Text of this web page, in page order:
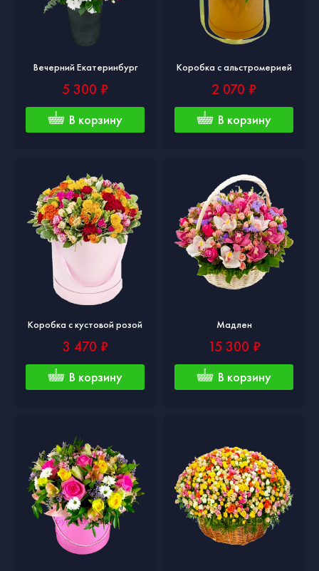
Вечерний Екатеринбург
5 300 ₽
В корзину
Коробка с альстромерией
2 070 ₽
В корзину
Коробка с кустовой розой
3 470 ₽
В корзину
Мадлен
15 300 ₽
В корзину